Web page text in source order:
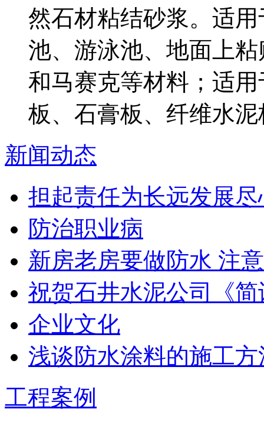
然石材粘结砂浆。适
池、游泳池、地面上
和马赛克等材料；适
板、石膏板、纤维水
新闻动态
担起责任为长远发展
防治职业病
新房老房要做防水 注
祝贺石井水泥公司《
企业文化
浅谈防水涂料的施工
工程案例